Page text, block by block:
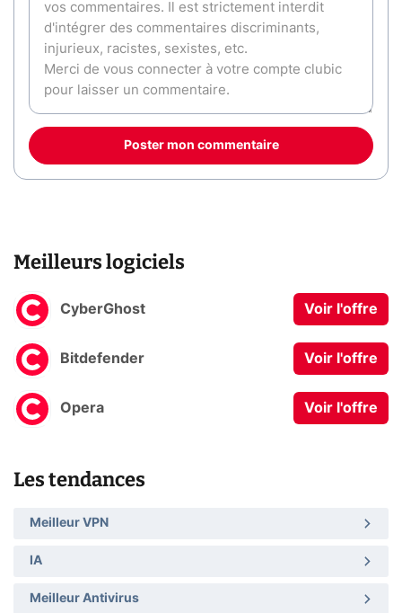
Poster mon commentaire
Meilleurs logiciels
CyberGhost Voir l'offre
Bitdefender Voir l'offre
Opera Voir l'offre
Les tendances
Meilleur VPN
IA
Meilleur Antivirus